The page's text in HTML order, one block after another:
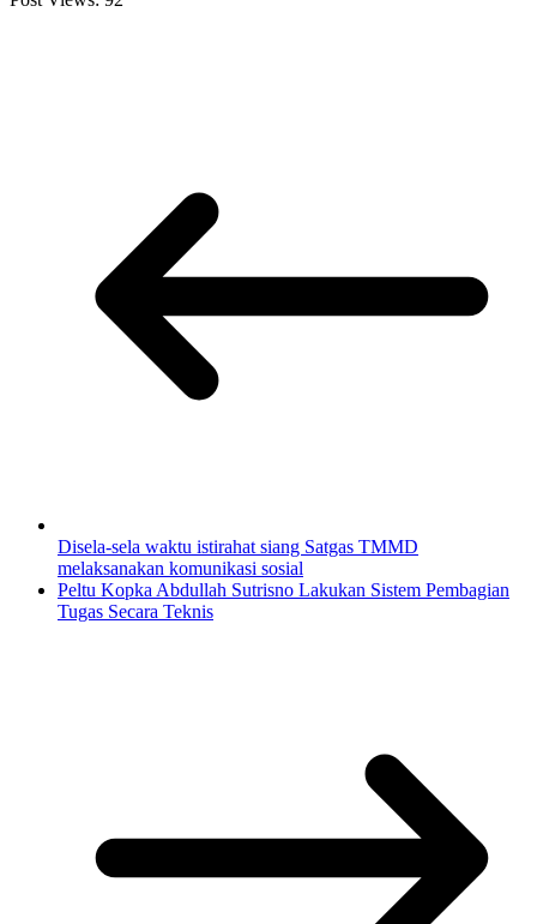
Disela-sela waktu istirahat siang Satgas TMMD
melaksanakan komunikasi sosial
Peltu Kopka Abdullah Sutrisno Lakukan Sistem Pembagian
Tugas Secara Teknis